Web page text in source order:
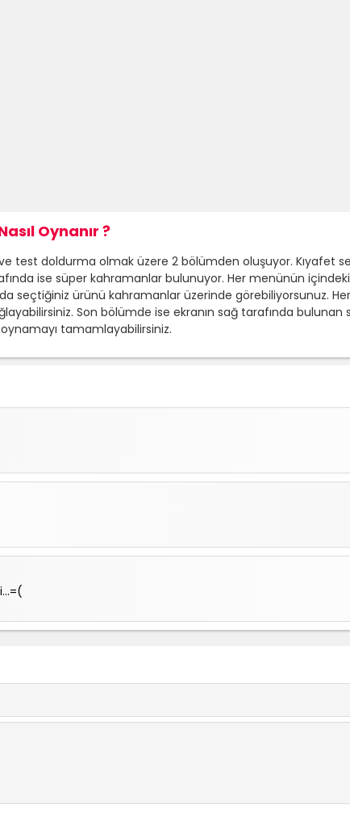
Oynanır ?
test doldurma olmak üzere 2 bölümden oluşuyor. Kıyafet
ise süper kahramanlar bulunuyor. Her menünün
seçtiğiniz ürünü kahramanlar üzerinde görebiliyorsunuz.
Son bölümde ise ekranın sağ tarafında
tamamlayabilirsiniz.